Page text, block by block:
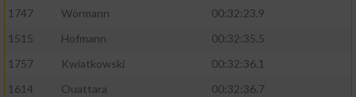
1747
Wörmann
00:32:23.9
1515
Hofmann
00:32:35.5
1757
Kwiatkowski
00:32:36.1
1614
Ouattara
00:32:36.7